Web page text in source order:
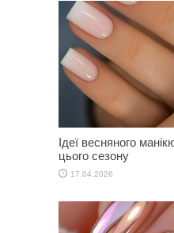
Ідеї весняного
цього сезону
17.04.2026